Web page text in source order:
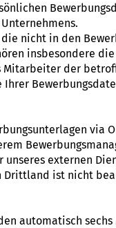
nicht in den
insbesondere
der
Ihrer
via
externen
Drittland ist nicht
automatisch